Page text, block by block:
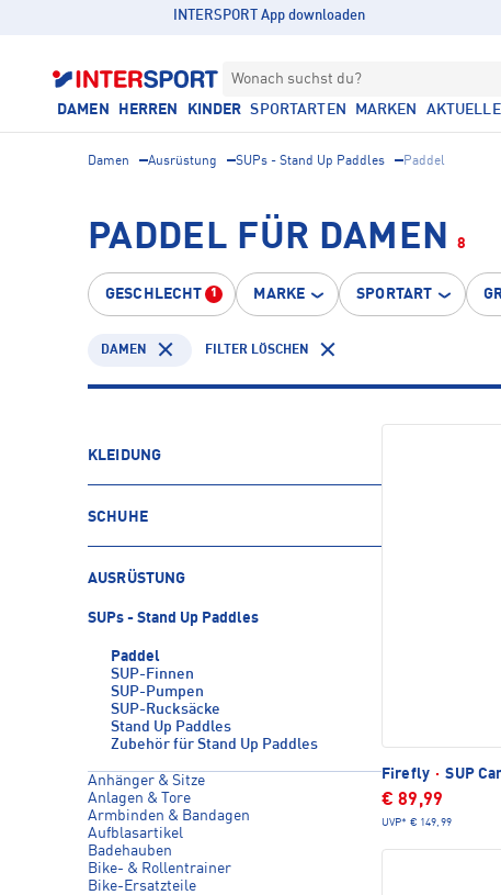
INTERSPORT App downloaden
Wonach suchst du?
DAMEN HERREN KINDER SPORTARTEN MARKEN
Damen Ausrüstung SUPs - Stand Up Paddles Paddel
PADDEL FÜR DAMEN 8
GESCHLECHT 1 MARKE SPORTART
DAMEN FILTER LÖSCHEN
KLEIDUNG
SCHUHE
AUSRÜSTUNG
SUPs - Stand Up Paddles
Paddel
SUP-Finnen
SUP-Pumpen
SUP-Rucksäcke
Stand Up Paddles
Zubehör für Stand Up Paddles
Anhänger & Sitze
Anlagen & Tore
Armbinden & Bandagen
Aufblasartikel
Badehauben
Bike- & Rollentrainer
Bike-Ersatzteile
Firefly · SUP
€ 89,99
UVP* € 149,99